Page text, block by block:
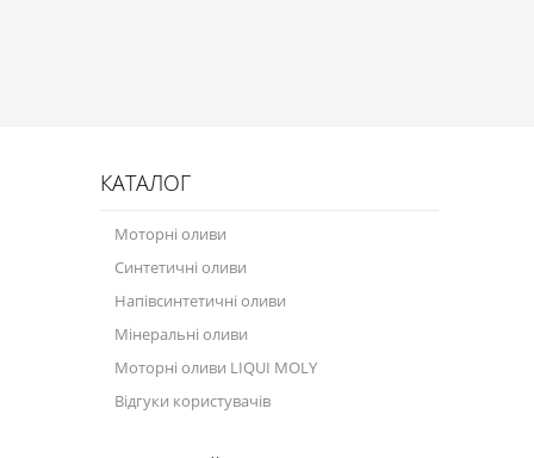
Сервісні продукти
Обладнання
Догляд за кондиціонером
Клеї і герметики
КАТАЛОГ
Моторні оливи
Синтетичні оливи
Напівсинтетичні оливи
Мінеральні оливи
Моторні оливи LIQUI MOLY
Відгуки користувачів